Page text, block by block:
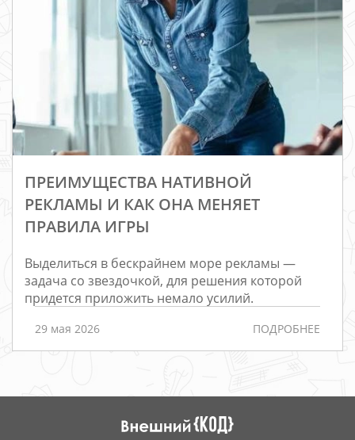
ПРЕИМУЩЕСТВА НАТИВНОЙ
РЕКЛАМЫ И КАК ОНА МЕНЯЕТ
ПРАВИЛА ИГРЫ
Выделиться в бескрайнем море рекламы —
задача со звездочкой, для решения которой
придется приложить немало усилий.
29 мая 2026 ПОДРОБНЕЕ
РАЗРАБОТКА
Редизайн
Порталы
Интернет-
магазины